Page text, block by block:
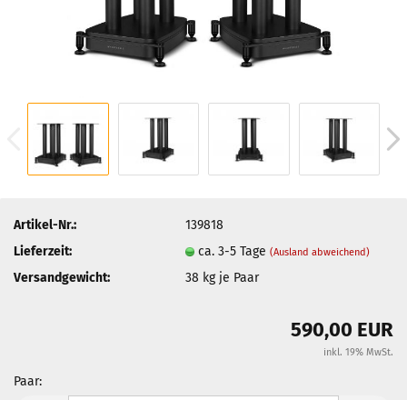
Artikel-Nr.:
139818
Lieferzeit:
ca. 3-5 Tage(Ausland abweichend)
Versandgewicht: 38 kg je Paar
590,00 EUR
inkl. 19% MwSt.
Paar: